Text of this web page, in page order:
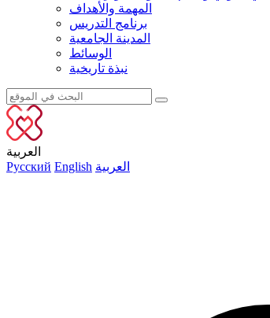
المهمة والأهداف
برنامج التدريس
المدينة الجامعية
الوسائط
نبذة تاريخية
العربية
Русский English العربية